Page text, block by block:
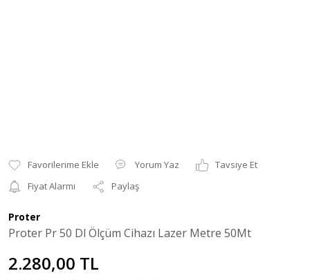
Yorum Yaz
Tavsiye Et
Fiyat Alarmı
Paylaş
Proter
Proter Pr 50 Dl Ölçüm Cihazı Lazer Metre 50Mt
2.280,00 TL